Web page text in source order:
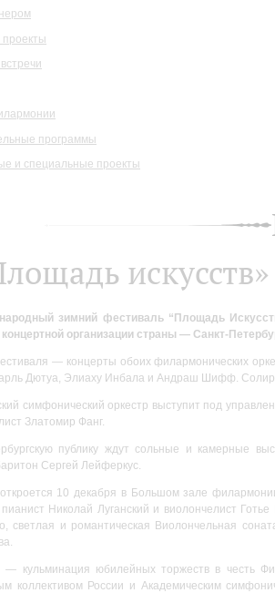
проекты
программы
и специальные проекты
зимний фестиваль “Площадь
организации страны — Санкт-
— концерты обоих филармонических
Дютуа, Элиаху Инбала и Андраш Шифф.
симфонический оркестр выступит под
Златомир Фанг.
публику ждут сольные и камерные
Сергей Лейферкус.
10 декабря в Большом зале
Николай Луганский и виолончелист
светлая и романтическая Виолончельная
— кульминация юбилейных торжеств в честь
коллективом России и Академическим